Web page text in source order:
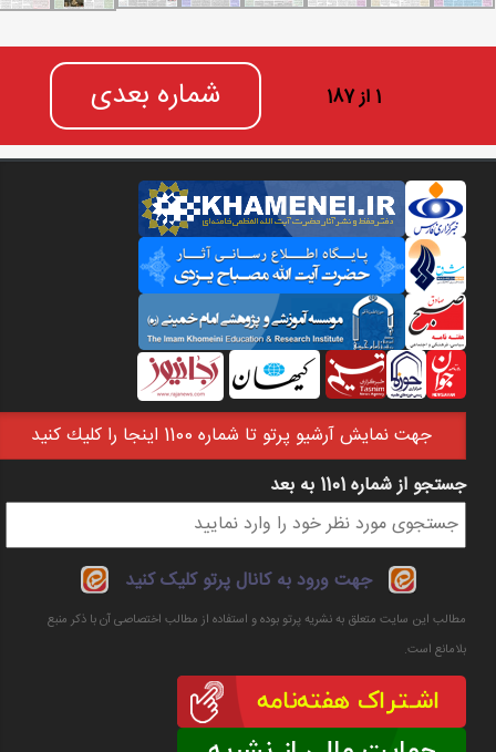
1 از 187 شماره بعدی
جهت نمايش آرشيو پرتو تا شماره 1100 اينجا را كليك كنيد
فرم جستجو
جستجو از شماره 1101 به بعد
جهت ورود به کانال پرتو کلیک کنید
مطالب این سایت متعلق به نشریه پرتو بوده و استفاده از مطالب اختصاصی آن با ذکر منبع
بلامانع است.